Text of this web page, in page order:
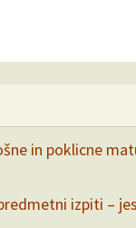
in poklicne
izpiti –